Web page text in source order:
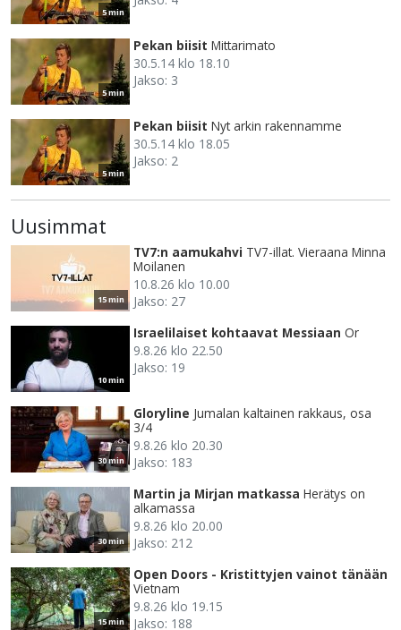
5 min
5 min
Pekan biisit Mittarimato
30.5.14 klo 18.10
Jakso: 3
5 min
Pekan biisit Nyt arkin rakennamme
30.5.14 klo 18.05
Jakso: 2
Uusimmat
15 min
TV7:n aamukahvi TV7-illat. Vieraana Minna
Moilanen
10.8.26 klo 10.00
Jakso: 27
10 min
Israelilaiset kohtaavat Messiaan Or
9.8.26 klo 22.50
Jakso: 19
30 min
Gloryline Jumalan kaltainen rakkaus, osa
3/4
9.8.26 klo 20.30
Jakso: 183
30 min
Martin ja Mirjan matkassa Herätys on
alkamassa
9.8.26 klo 20.00
Jakso: 212
15 min
Open Doors - Kristittyjen vainot tänään
Vietnam
9.8.26 klo 19.15
Jakso: 188